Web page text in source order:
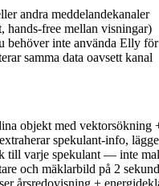
andra meddelandekanaler
hands-free mellan visningar)
inte använda Elly
samma data oavsett kanal
objekt med vektorsökning
spekulant-info,
till varje spekulant — inte
och mäklarbild på 2